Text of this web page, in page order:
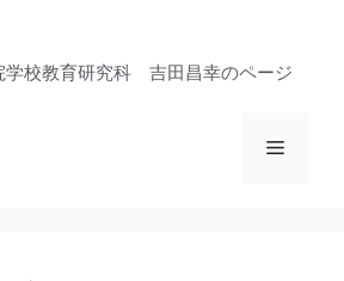
学校教育研究科 吉田昌幸のページ
メ